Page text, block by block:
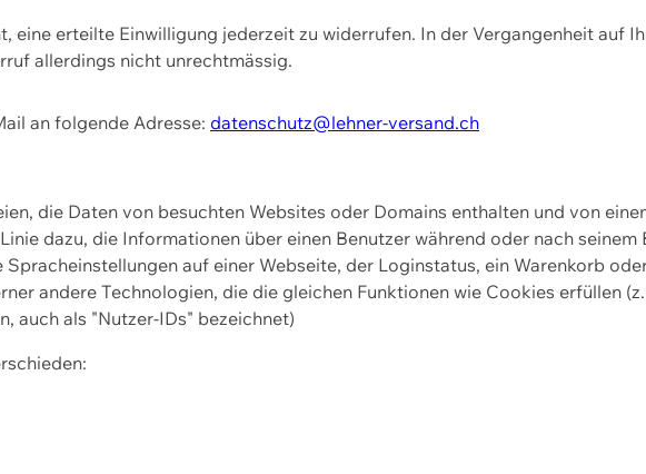
eine erteilte Einwilligung jederzeit zu widerrufen. In der Vergangenheit auf
allerdings nicht unrechtmässig.
an folgende Adresse: datenschutz@lehner-versand.ch
die Daten von besuchten Websites oder Domains enthalten und von
dazu, die Informationen über einen Benutzer während oder nach
auf einer Webseite, der Loginstatus, ein Warenkorb
andere Technologien, die die gleichen Funktionen wie Cookies erfüllen
auch als "Nutzer-IDs" bezeichnet)